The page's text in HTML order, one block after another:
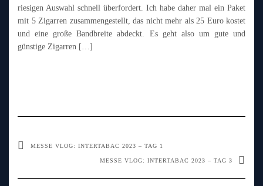
riesigen Auswahl schnell überfordert. Ich habe daher mal ein Paket
mit 5 Zigarren zusammengestellt, das nicht mehr als 25 Euro kostet
und eine große Bandbreite abdeckt. Es geht also um gute und
günstige Zigarren […]
MESSE VLOG: INTERTABAC 2023 – TAG 1
MESSE VLOG: INTERTABAC 2023 – TAG 3